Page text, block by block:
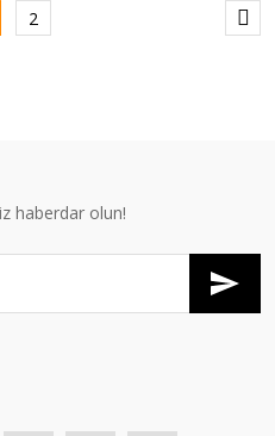
2
haberdar olun!